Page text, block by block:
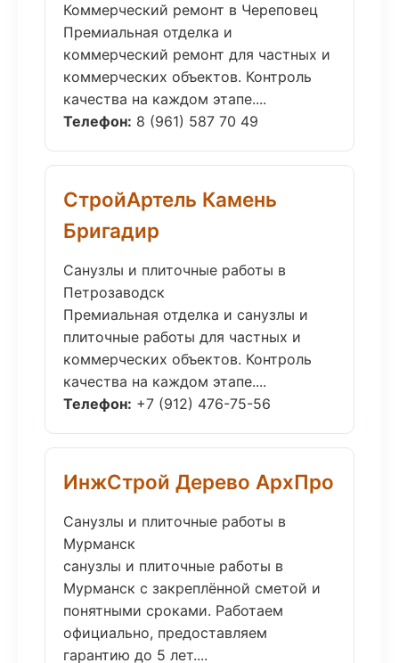
Коммерческий ремонт в Череповец
Премиальная отделка и
коммерческий ремонт для частных и
коммерческих объектов. Контроль
качества на каждом этапе....
Телефон: 8 (961) 587 70 49
СтройАртель Камень
Бригадир
Санузлы и плиточные работы в
Петрозаводск
Премиальная отделка и санузлы и
плиточные работы для частных и
коммерческих объектов. Контроль
качества на каждом этапе....
Телефон: +7 (912) 476-75-56
ИнжСтрой Дерево АрхПро
Санузлы и плиточные работы в
Мурманск
санузлы и плиточные работы в
Мурманск с закреплённой сметой и
понятными сроками. Работаем
официально, предоставляем
гарантию до 5 лет....